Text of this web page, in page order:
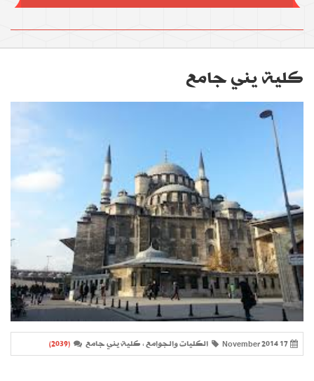
كلية يني جامع
17 November 2014 الكليات والجوامع ، كلية يني جامع (2039)